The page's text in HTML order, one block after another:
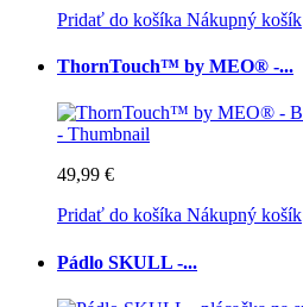
Pridať do košíka Nákupný košík
ThornTouch™ by MEO® -...
49,99 €
Pridať do košíka Nákupný košík
Pádlo SKULL -...